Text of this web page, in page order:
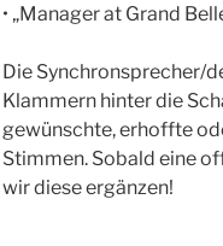
• „Manager at Grand
Die Synchronsprecher/
Klammern hinter die
gewünschte, erhoffte
Stimmen. Sobald eine
wir diese ergänzen!